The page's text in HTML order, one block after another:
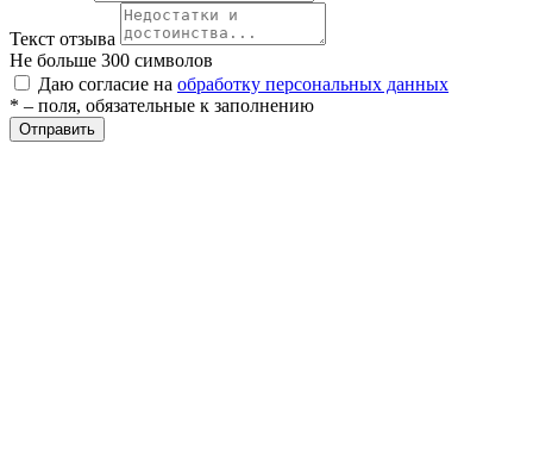
Текст отзыва
Не больше 300 символов
Даю согласие на обработку персональных данных
* – поля, обязательные к заполнению
Отправить